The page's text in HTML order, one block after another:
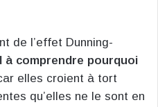
de l’effet Dunning-
à comprendre pourquoi
elles croient à tort
qu’elles ne le sont en